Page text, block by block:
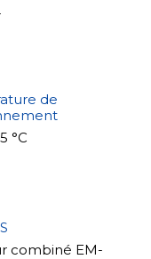
avantageuse de
de
°С
combiné EM-